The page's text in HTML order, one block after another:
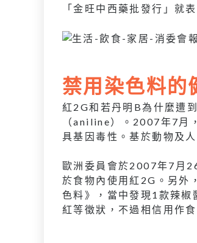
「金旺中西藥批發行」就
禁用染色料的
紅2G和若丹明B為什麼遭
（aniline）。2007年7月
具基因毒性。基於動物及
歐洲委員會於2007年7月
於食物內使用紅2G。另外
色料》，當中發現1款辣椒
紅等徵狀，不過相信用作